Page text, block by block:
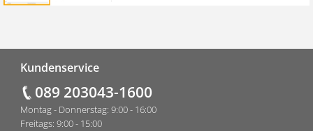
Kundenservice
089 203043-1600
Montag - Donnerstag: 9:00 - 16:00
Freitags: 9:00 - 15:00